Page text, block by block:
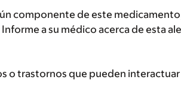
componente de este
a su médico acerca de esta
o trastornos que pueden